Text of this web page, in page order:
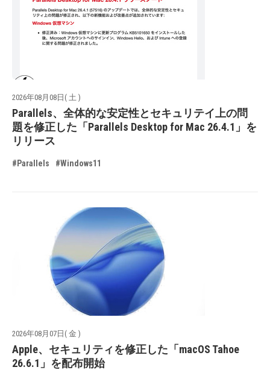
2026年08月08日( 土 )
Parallels、全体的な安定性とセキュリテイ上の問
題を修正した「Parallels Desktop for Mac 26.4.1」を
リリース
#Parallels #Windows11
2026年08月07日( 金 )
Apple、セキュリティを修正した「macOS Tahoe
26.6.1」を配布開始